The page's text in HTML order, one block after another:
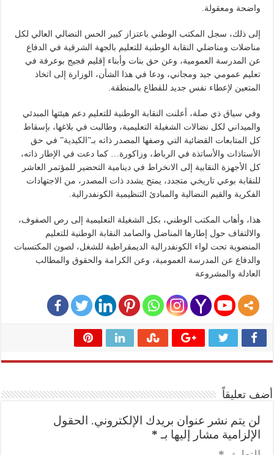
واضحة ومعقولة.
إلى ذلك، سجل المكتب الوطني باعتزاز كبير الحس النضالي العالي لكل
مناضلات ومناضلي النقابة الوطنية للتعليم بالجهة الشرقية في الدفاع
عن المدرسة العمومية، وعن حق بنات وأبناء إقليم فجيج بوعرفة في
تعليم عمومي جيد ومجاني، ودعا في هذا الشأن، الوزارة إلى اتخاذ
المتعين لإعطاء نفس جديد للقطاع بالمنطقة.
وفي سياق ذي صلة، أعلنت النقابة الوطنية للتعليم دعم هيئتها المبدئي
والميداني لكل نضالات الشغيلة التعليمية، وطالبت في بلاغها، بإسقاط
كل المتابعات القضائية التي وصفها المصدر ذاته بـ”الكيدية” في حق
الأستاذات والأساتذة في الرباط، وزاكورة… كما دعت في الإطار ذاته،
كل الأجهزة النقابية إلى الانخراط في دينامية التحضير للمؤتمر العاشر
للنقابة بوعي تاريخي متجدد، يمتح يشدد ذات المصدر، من الاجتهادات
الفكرية والقيم النضالية والمبادئ التنظيمية الكونفدرالية.
هذا، وأهاب المكتب الوطني، بكل الشغيلة التعليمية إلى رص الصفوف،
والالتفاف حول إطارها المناضل والصامد النقابة الوطنية للتعليم
المنضوية تحت لواء الكونفدرالية الديمقراطية للشغل، لصون المكتسبات
والدفاع عن المدرسة العمومية، وعن الكرامة والحقوق والمطالب
العادلة والمشروعة
أضف تعليقاً
لن يتم نشر عنوان بريدك الإلكتروني.
الحقول
الإلزامية مشار إليها بـ *